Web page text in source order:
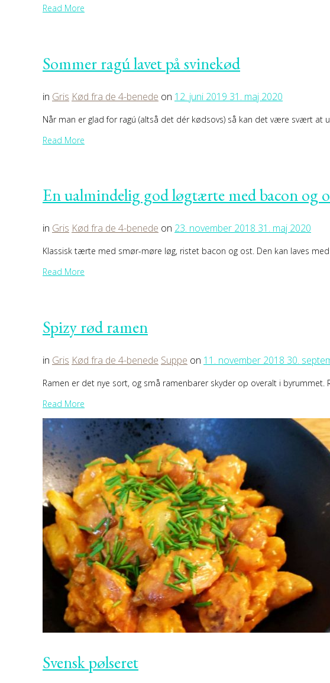
Read More
Sommer ragú lavet på svinekød
in Gris Kød fra de 4-benede on 12. juni 2019 31. maj 2020
Når man er glad for ragú (altså det dér kødsovs) så kan det være svært at
Read More
En ualmindelig god løgtærte med bacon og
in Gris Kød fra de 4-benede on 23. november 2018 31. maj 2020
Klassisk tærte med smør-møre løg, ristet bacon og ost. Den kan laves
Read More
Spizy rød ramen
in Gris Kød fra de 4-benede Suppe on 11. november 2018 30.
Ramen er det nye sort, og små ramenbarer skyder op overalt i
Read More
Svensk pølseret